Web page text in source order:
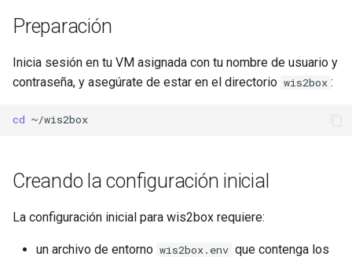
d
Conclusión
Preparación
Inicia sesión en tu VM asignada con tu nombre de usuario y
contraseña, y asegúrate de estar en el directorio wis2box :
cd
Creando la configuración inicial
La configuración inicial para wis2box requiere:
un archivo de entorno wis2box.env que contenga los